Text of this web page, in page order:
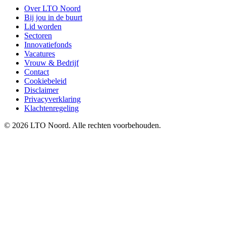
Over LTO Noord
Bij jou in de buurt
Lid worden
Sectoren
Innovatiefonds
Vacatures
Vrouw & Bedrijf
Contact
Cookiebeleid
Disclaimer
Privacyverklaring
Klachtenregeling
© 2026 LTO Noord. Alle rechten voorbehouden.